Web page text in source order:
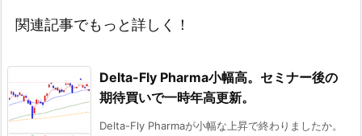
関連記事でもっと詳しく！
Delta-Fly Pharma小幅高。セミナー後の
期待買いで一時年高更新。
Delta-Fly Pharmaが小幅な上昇で終わりましたか。